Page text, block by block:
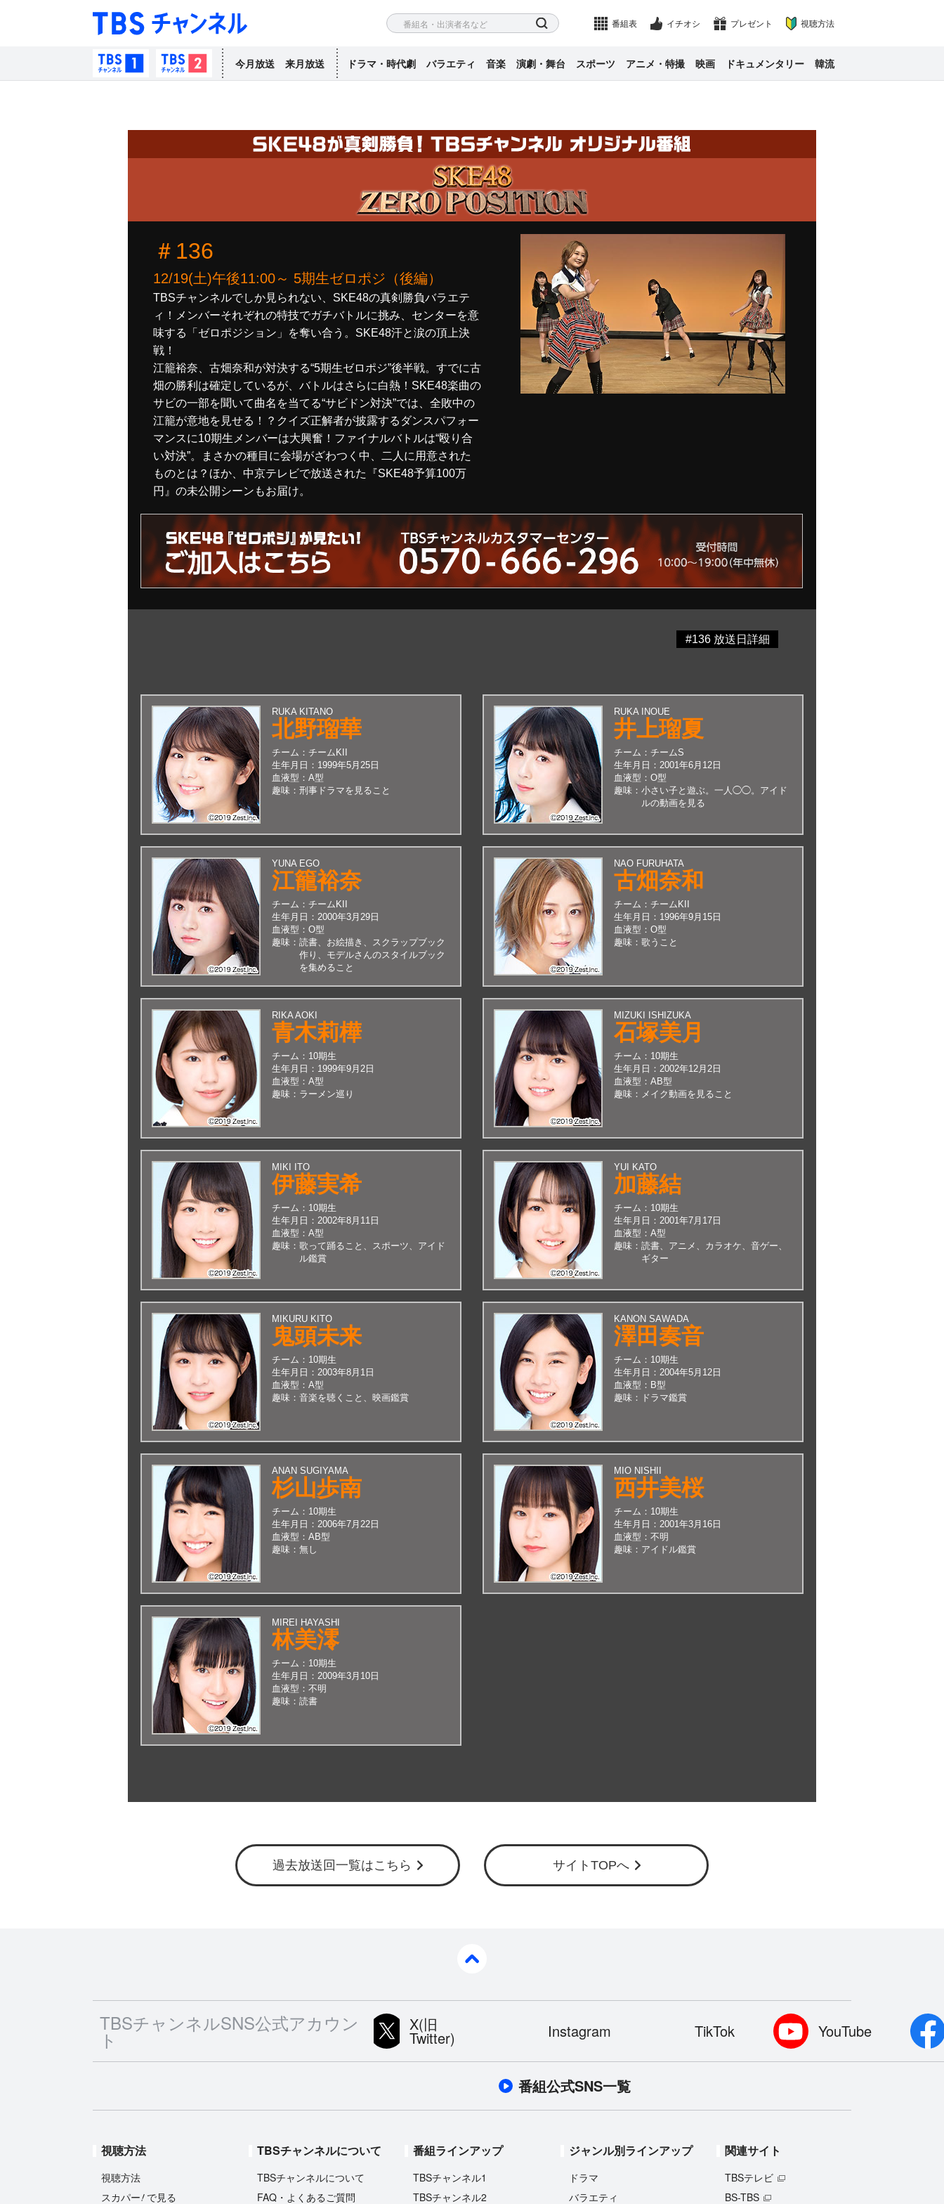
検索 番組表 イチオシ プレゼント 視聴方法
TBSチャンネル1TBSチャンネル2
今月放送 来月放送 ドラマ・時代劇 バラエティ 音楽 演劇・舞台 スポーツ アニメ・特撮 映画 ドキュメンタリー 韓流
＃136
12/19(土)午後11:00～ 5期生ゼロポジ（後編）
TBSチャンネルでしか見られない、SKE48の真剣勝負バラエテ
ィ！メンバーそれぞれの特技でガチバトルに挑み、センターを意
味する「ゼロポジション」を奪い合う。SKE48汗と涙の頂上決
戦！
江籠裕奈、古畑奈和が対決する“5期生ゼロポジ”後半戦。すでに古
畑の勝利は確定しているが、バトルはさらに白熱！SKE48楽曲の
サビの一部を聞いて曲名を当てる“サビドン対決”では、全敗中の
江籠が意地を見せる！？クイズ正解者が披露するダンスパフォー
マンスに10期生メンバーは大興奮！ファイナルバトルは“殴り合
い対決”。まさかの種目に会場がざわつく中、二人に用意された
ものとは？ほか、中京テレビで放送された『SKE48予算100万
円』の未公開シーンもお届け。
#136 放送日詳細
RUKA KITANO
北野瑠華
チーム： チームKII
生年月日： 1999年5月25日
血液型： A型
趣味： 刑事ドラマを見ること
RUKA INOUE
井上瑠夏
チーム： チームS
生年月日： 2001年6月12日
血液型： O型
趣味： 小さい子と遊ぶ。一人◯◯。アイド
ルの動画を見る
YUNA EGO
江籠裕奈
チーム： チームKII
生年月日： 2000年3月29日
血液型： O型
趣味： 読書、お絵描き、スクラップブック
作り、モデルさんのスタイルブック
を集めること
NAO FURUHATA
古畑奈和
チーム： チームKII
生年月日： 1996年9月15日
血液型： O型
趣味： 歌うこと
RIKA AOKI
青木莉樺
チーム： 10期生
生年月日： 1999年9月2日
血液型： A型
趣味： ラーメン巡り
MIZUKI ISHIZUKA
石塚美月
チーム： 10期生
生年月日： 2002年12月2日
血液型： AB型
趣味： メイク動画を見ること
MIKI ITO
伊藤実希
チーム： 10期生
生年月日： 2002年8月11日
血液型： A型
趣味： 歌って踊ること、スポーツ、アイド
ル鑑賞
YUI KATO
加藤結
チーム： 10期生
生年月日： 2001年7月17日
血液型： A型
趣味： 読書、アニメ、カラオケ、音ゲー、
ギター
MIKURU KITO
鬼頭未来
チーム： 10期生
生年月日： 2003年8月1日
血液型： A型
趣味： 音楽を聴くこと、映画鑑賞
KANON SAWADA
澤田奏音
チーム： 10期生
生年月日： 2004年5月12日
血液型： B型
趣味： ドラマ鑑賞
ANAN SUGIYAMA
杉山歩南
チーム： 10期生
生年月日： 2006年7月22日
血液型： AB型
趣味： 無し
MIO NISHII
西井美桜
チーム： 10期生
生年月日： 2001年3月16日
血液型： 不明
趣味： アイドル鑑賞
MIREI HAYASHI
林美澪
チーム： 10期生
生年月日： 2009年3月10日
血液型： 不明
趣味： 読書
過去放送回一覧はこちら サイトTOPへ
TBSチャンネルSNS公式アカウン
ト
X(旧
Twitter) Instagram TikTok YouTube
番組公式SNS一覧
視聴方法
視聴方法
スカパー! で見る
TBSチャンネルについて
TBSチャンネルについて
FAQ・よくあるご質問
番組ラインアップ
TBSチャンネル1
TBSチャンネル2
ジャンル別ラインアップ
ドラマ
バラエティ
関連サイト
TBSテレビ
BS-TBS